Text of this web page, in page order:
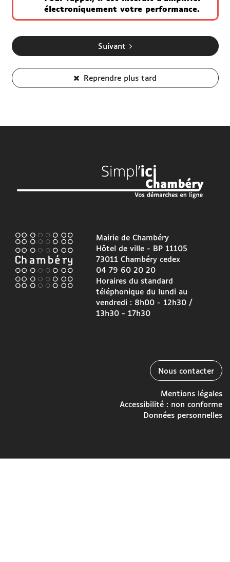
électroniquement votre performance.
Suivant
Reprendre plus tard
Mairie de Chambéry
Hôtel de ville - BP 11105
73011 Chambéry cedex
04 79 60 20 20
Horaires du standard
téléphonique du lundi au
vendredi : 8h00 - 12h30 /
13h30 - 17h30
Nous contacter
Mentions légales
Accessibilité : non conforme
Données personnelles